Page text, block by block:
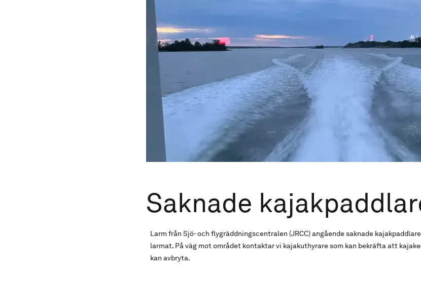
Saknade
Larm från Sjö- och flygräddningscentralen (JRCC) angående saknade
larmat. På väg mot området kontaktar vi kajakuthyrare som kan bekräfta att
kan avbryta.